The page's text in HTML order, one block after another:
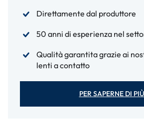
Direttamente dal produttore
50 anni di esperienza nel
Qualità garantita grazie ai
lenti a contatto
PER SAPERNE DI PIÙ